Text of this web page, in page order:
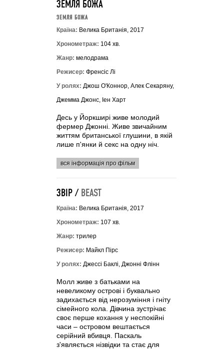
ЗЕМЛЯ БОЖА
ЗЕМЛЯ БОЖА
Країна: Велика Британія, 2017
Хронометраж: 104 хв.
Жанр: мелодрама
Режисер: Френсіс Лі
У ролях: Джош О'Коннор, Алек Секаряну,
Джемма Джонс, Іен Харт
Десь у Йоркширі живе молодий
фермер Джонні. Живе звичайним
життям британської глушини, в якій
лише п'янки й секс на одну ніч.
вся інформація про фільм
ЗВІР / BEAST
Країна: Велика Британія, 2017
Хронометраж: 107 хв.
Жанр: трилер
Режисер: Майкл Пірс
У ролях: Джессі Баклі, Джонні Флінн
Молл живе з батьками на
невеликому острові і буквально
задихається від нерозуміння і гніту
сімейного кола. Дівчина зустрічає
своє перше кохання у неспокійні
часи – островом вештається
серійний вбивця. Паскаль
з'являється нізвідки та стає для